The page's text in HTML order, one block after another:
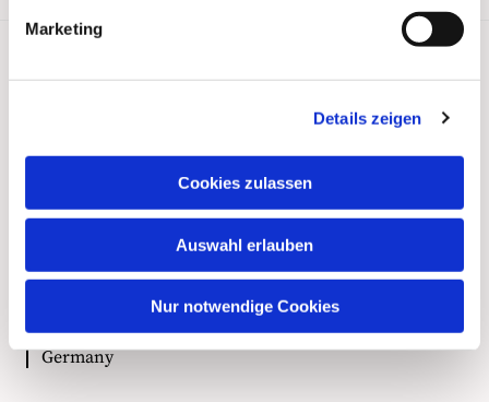
Marketing
Details zeigen
Cookies zulassen
Auswahl erlauben
Nur notwendige Cookies
Ökumenische Pilgerinitiative Vorpommern e.V.
18528 Bergen auf Rügen
Germany